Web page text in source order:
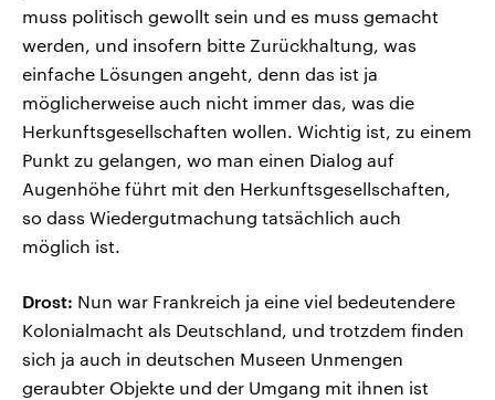
muss politisch gewollt sein und es muss gemacht
werden, und insofern bitte Zurückhaltung, was
einfache Lösungen angeht, denn das ist ja
möglicherweise auch nicht immer das, was die
Herkunftsgesellschaften wollen. Wichtig ist, zu einem
Punkt zu gelangen, wo man einen Dialog auf
Augenhöhe führt mit den Herkunftsgesellschaften,
so dass Wiedergutmachung tatsächlich auch
möglich ist.
Drost: Nun war Frankreich ja eine viel bedeutendere
Kolonialmacht als Deutschland, und trotzdem finden
sich ja auch in deutschen Museen Unmengen
geraubter Objekte und der Umgang mit ihnen ist